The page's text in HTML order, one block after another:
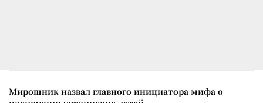
Мирошник назвал главного инициатора мифа о